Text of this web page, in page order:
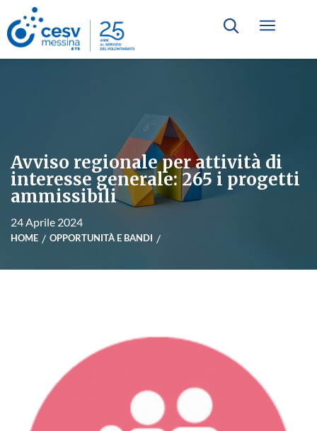
Avviso regionale per attività di
interesse generale: 265 i progetti
ammissibili
24 Aprile 2024
HOME OPPORTUNITÀ E BANDI